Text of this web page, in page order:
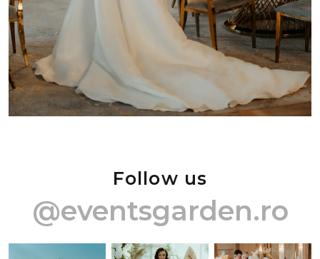
Follow us
@eventsgarden.ro